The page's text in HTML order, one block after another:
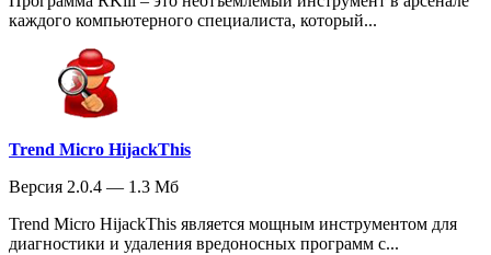
каждого компьютерного специалиста, который...
Trend Micro HijackThis
Версия 2.0.4 — 1.3 Мб
Trend Micro HijackThis является мощным инструментом для
диагностики и удаления вредоносных программ с...